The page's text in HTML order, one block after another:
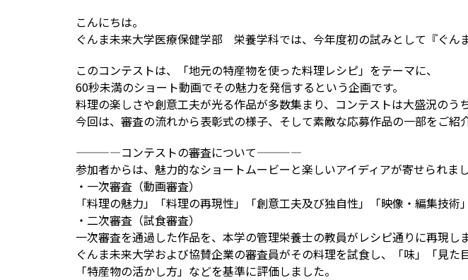
こんにちは。
ぐんま未来大学医療保健学部 栄養学科では、今年度初の試みとして『ぐん
このコンテストは、「地元の特産物を使った料理レシピ」をテーマに、
60秒未満のショート動画でその魅力を発信するという企画です。
料理の楽しさや創意工夫が光る作品が多数集まり、コンテストは大盛況のう
今回は、審査の流れから表彰式の様子、そして素敵な応募作品の一部をご紹
————コンテストの審査について————
参加者からは、魅力的なショートムービーと楽しいアイディアが寄せられまし
・一次審査（動画審査）
「料理の魅力」「料理の再現性」「創意工夫及び独自性」「映像・編集技術
・二次審査（試食審査）
一次審査を通過した作品を、本学の管理栄養士の教員がレシピ通りに再現し
ぐんま未来大学および協賛企業の審査員がその料理を試食し、「味」「見た
「特産物の活かし方」などを基準に評価しました。